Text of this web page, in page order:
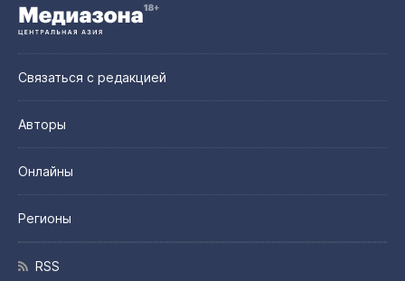
Связаться с редакцией
Авторы
Онлайны
Регионы
RSS